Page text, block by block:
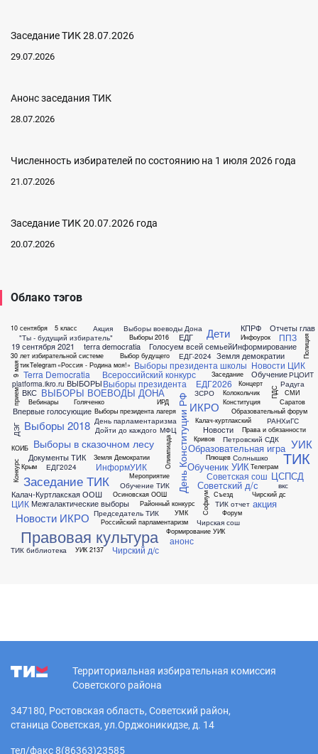
Заседание ТИК 28.07.2026
29.07.2026
Анонс заседания ТИК
28.07.2026
Численность избирателей по состоянию на 1 июля 2026 года
21.07.2026
Заседание ТИК 20.07.2026 года
20.07.2026
Облако тэгов
"Ты - будущий избиратель"
10 сентября
19 сентября 2021
30 лет избирательной системе
5 класс
9 мая Telegram
Terra Democratia
platforma.ikro.ru
terra democratia
«Россия - Родина моя!»
Акция
ВКС
ВЫБОРЫ
ВЫБОРЫ ВОЕВОДЫ ДОНА
Вебинары
Впервые голосующие
Всероссийский конкурс
Выбор будущего
Выборы 2016
Выборы 2018
Выборы в сказочном лесу
Выборы воеводы Дона
Выборы президента
Выборы президента лагеря
Выборы президента школы
Голосуем всей семьей
Голяченко
ДЭГ День Конституции РФ
День парламентаризма
Дети
Дойти до каждого
Документы ТИК
ЕДГ
ЕДГ-2024
ЕДГ2024
ЕДГ2026
ЗСРО
Заседание
Заседание ТИК
Земля Демократии
Земля демократии
ИКРО
ИРД
ИнформУИК
Информирование
Инфоурок
КОИБ
КПРФ
Калач-Куртлакская ООШ
Калач-куртлакский
Колокольчик
Конкурс
Конституция
Концерт
Кривов
Крым
МФЦ
Межгалактические выборы
Мероприятие
Новости
Новости ИКРО
Новости ЦИК
Образовательная игра
Образовательный форум
Обучение
Обучение ТИК
Обученик УИК
Олимпиада
Осиновская ООШ
Отчеты глав
ПДС
ППЗ
Петровский СДК
Плющев
Полиция
Права и обязанности
Правовая культура
Председатель ТИК
РАНХиГС
РЦОИТ
Радуга
Районный конкурс
Российский парламентаризм
СМИ
Саратов
Советская сош
Советский д/с
Солнышко
Софиум Съезд
ТИК
ТИК библиотека
ТИК отчет
Телеграм
УИК
УИК 2137
УМК
Формирование УИК
Форум
ЦИК
ЦСПСД
Чирская сош
Чирский д/с
Чирский дс
акция
анонс
вкс
прием
тик
Территориальная избирательная комиссия
Советского района
347180, Ростовская область, Советский район,
станица Советская, ул.Орджоникидзе, д. 14
тел/факс 8(86363)23585